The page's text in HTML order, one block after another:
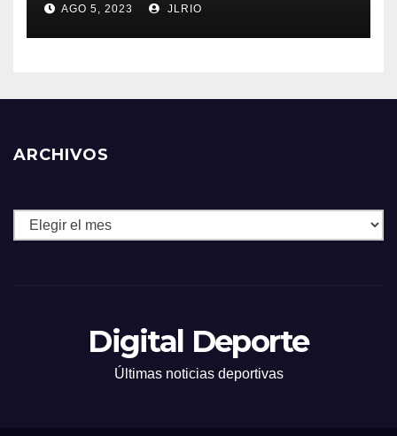
AGO 5, 2023 JLRIO
ARCHIVOS
Archivos
Digital Deporte
Últimas noticias deportivas